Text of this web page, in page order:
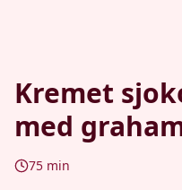
Kremet
med
75 min